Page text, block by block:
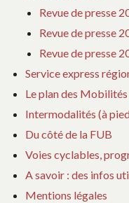
Revue de presse
Revue de presse
Revue de presse
Service express
Le plan des
Intermodalités (à
Du côté de la FUB
Voies cyclables,
A savoir : des infos
Mentions légales